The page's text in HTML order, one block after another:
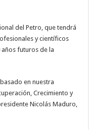
del Petro, que tendrá
y científicos
futuros de la
en nuestra
Crecimiento y
Nicolás Maduro,